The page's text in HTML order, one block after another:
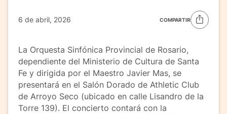
6 de abril, 2026 COMPARTIR
La Orquesta Sinfónica Provincial de Rosario,
dependiente del Ministerio de Cultura de Santa
Fe y dirigida por el Maestro Javier Mas, se
presentará en el Salón Dorado de Athletic Club
de Arroyo Seco (ubicado en calle Lisandro de la
Torre 139). El concierto contará con la